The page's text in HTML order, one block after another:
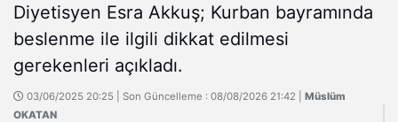
Diyetisyen Esra Akkuş; Kurban bayramında
beslenme ile ilgili dikkat edilmesi
gerekenleri açıkladı.
03/06/2025 20:25 | Son Güncelleme : 08/08/2026 21:42 | Müslüm
OKATAN